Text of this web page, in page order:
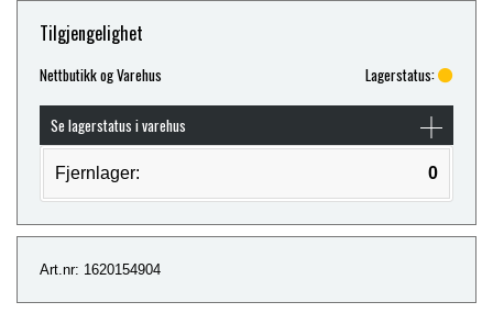
Tilgjengelighet
Nettbutikk og Varehus Lagerstatus:
Se lagerstatus i varehus
Fjernlager: 0
Art.nr: 1620154904